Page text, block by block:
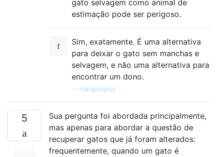
gato selvagem como animal de
estimação pode ser perigoso.
Sim, exatamente. É uma alternativa
para deixar o gato sem manchas e
selvagem, e não uma alternativa para
encontrar um dono.
starsplusplus
5
Sua pergunta foi abordada principalmente,
mas apenas para abordar a questão de
recuperar gatos que já foram alterados:
frequentemente, quando um gato é